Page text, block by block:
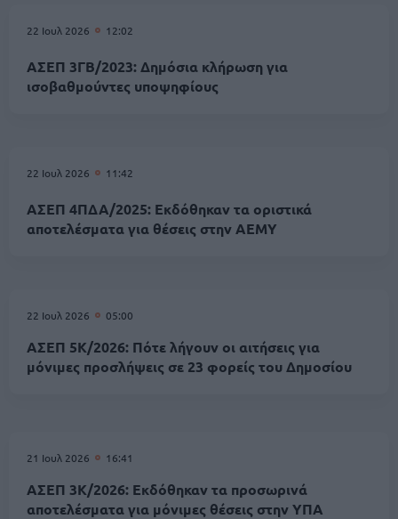
22 Ιουλ 2026 12:02
ΑΣΕΠ 3ΓΒ/2023: Δημόσια κλήρωση για
ισοβαθμούντες υποψηφίους
22 Ιουλ 2026 11:42
ΑΣΕΠ 4ΠΔΑ/2025: Εκδόθηκαν τα οριστικά
αποτελέσματα για θέσεις στην ΑΕΜΥ
22 Ιουλ 2026 05:00
ΑΣΕΠ 5Κ/2026: Πότε λήγουν οι αιτήσεις για
μόνιμες προσλήψεις σε 23 φορείς του Δημοσίου
21 Ιουλ 2026 16:41
ΑΣΕΠ 3Κ/2026: Εκδόθηκαν τα προσωρινά
αποτελέσματα για μόνιμες θέσεις στην ΥΠΑ